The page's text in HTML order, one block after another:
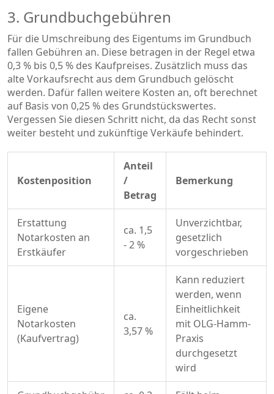
3. Grundbuchgebühren
Für die Umschreibung des Eigentums im Grundbuch
fallen Gebühren an. Diese betragen in der Regel etwa
0,3 % bis 0,5 % des Kaufpreises. Zusätzlich muss das
alte Vorkaufsrecht aus dem Grundbuch gelöscht
werden. Dafür fallen weitere Kosten an, oft berechnet
auf Basis von 0,25 % des Grundstückswertes.
Vergessen Sie diesen Schritt nicht, da das Recht sonst
weiter besteht und zukünftige Verkäufe behindert.
Kostenposition
Anteil
/
Betrag
Bemerkung
Erstattung
Notarkosten an
Erstkäufer
ca. 1,5
- 2 %
Unverzichtbar,
gesetzlich
vorgeschrieben
Eigene
Notarkosten
(Kaufvertrag)
ca.
3,57 %
Kann reduziert
werden, wenn
Einheitlichkeit
mit OLG-Hamm-
Praxis
durchgesetzt
wird